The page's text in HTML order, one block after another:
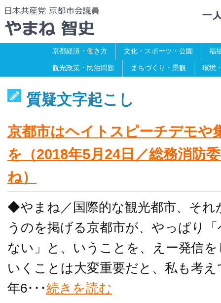
京都経済・働き方 文化・スポーツ・公園 福
観光政策・民泊問題 まちづくり・景観 環境
質疑文字起こし
京都市はヘイトスピーチデモや
を（2018年5月24日／総務消防
ね）
◆やまね／国際的な観光都市、それ
うのを掲げる京都市が、やっぱり
ない」と、いうことを、えー発信
いくことは大変重要だと、私も考
年6･･･続きを読む